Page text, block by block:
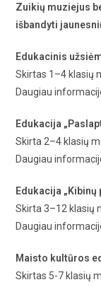
Zuikių muziejus
išbandyti
Edukacinis
Skirtas 1–4 klasių
Daugiau
Edukacija
Skirta 2–4 klasių
Daugiau
Edukacija
Skirta 3–12 klasių
Daugiau
Maisto kultūros
Skirtas 5-7 klasių